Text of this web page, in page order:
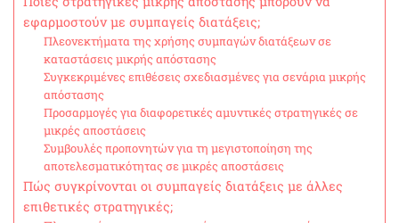
εφαρμοστούν με συμπαγείς διατάξεις;
Πλεονεκτήματα της χρήσης συμπαγών διατάξεων σε
καταστάσεις μικρής απόστασης
Συγκεκριμένες επιθέσεις σχεδιασμένες για σενάρια μικρής
απόστασης
Προσαρμογές για διαφορετικές αμυντικές στρατηγικές σε
μικρές αποστάσεις
Συμβουλές προπονητών για τη μεγιστοποίηση της
αποτελεσματικότητας σε μικρές αποστάσεις
Πώς συγκρίνονται οι συμπαγείς διατάξεις με άλλες
επιθετικές στρατηγικές;